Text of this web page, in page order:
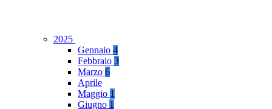
2025
Gennaio 4
Febbraio 3
Marzo 6
Aprile
Maggio 1
Giugno 1